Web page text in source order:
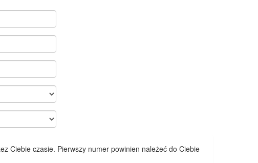
Ciebie czasie. Pierwszy numer powinien należeć do Ciebie